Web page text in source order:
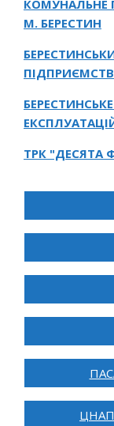
КОМУНАЛЬНЕ
М. БЕРЕСТИН
ПІДПРИЄМСТВ
ТРК "ДЕСЯТА